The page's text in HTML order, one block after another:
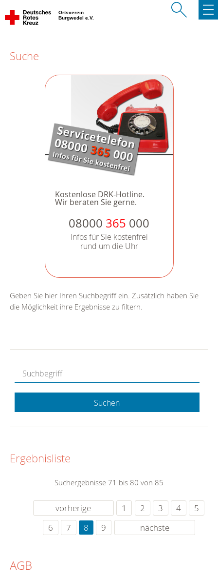
Ortsverein
Burgwedel e.V.
Suche
Kostenlose DRK-Hotline.
Wir beraten Sie gerne.
08000 365 000
Infos für Sie kostenfrei
rund um die Uhr
Geben Sie hier Ihren Suchbegriff ein. Zusätzlich haben Sie
die Möglichkeit ihre Ergebnisse zu filtern.
Suchen
Ergebnisliste
Suchergebnisse 71 bis 80 von 85
vorherige 1 2 3 4
5
6
7 8 9 nächste
AGB